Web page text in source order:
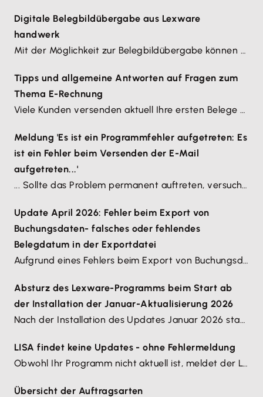
Digitale Belegbildübergabe aus Lexware
handwerk
Mit der Möglichkeit zur Belegbildübergabe können Sie ihre digitalen Belegbilder zusammen mit den Auftragsdaten aus Lexware handwerk bei der Buchung in Lexware buchhaltung übergeben.
Tipps und allgemeine Antworten auf Fragen zum
Thema E-Rechnung
Viele Kunden versenden aktuell Ihre ersten Belege als ZUGFeRD oder XRechnung. Doch was gilt es zu beachten hinsichtlich der gesetzlichen Vorgaben? Welche Stolperfallen und Verständnisprobleme treten immer wieder auf? Wir klären auf.
Meldung 'Es ist ein Programmfehler aufgetreten: Es
ist ein Fehler beim Versenden der E-Mail
aufgetreten...'
... Sollte das Problem permanent auftreten, versuchen Sie unter Extras/Optionen/E-Mailversand den Kompatibilitätsmodus zu verwenden.
Update April 2026: Fehler beim Export von
Buchungsdaten- falsches oder fehlendes
Belegdatum in der Exportdatei
Aufgrund eines Fehlers beim Export von Buchungsdaten im Update April 2026 haben wir in KW 16 2026 eine neue Version bereitgestellt. Nach Installation des Update 2 April 2026 kann der Export problemlos nachgeholt werden.
Absturz des Lexware-Programms beim Start ab
der Installation der Januar-Aktualisierung 2026
Nach der Installation des Updates Januar 2026 startet das Lexware-Programm nicht. Es wird keine Oberfläche angezeigt.
LISA findet keine Updates - ohne Fehlermeldung
Obwohl Ihr Programm nicht aktuell ist, meldet der Lexware Info Service nur: Es liegen derzeit keine Online-Aktualisierungen vor...
Übersicht der Auftragsarten